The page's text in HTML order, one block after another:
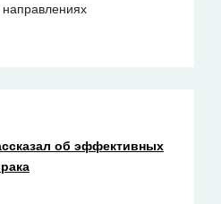
направлениях
об эффективных